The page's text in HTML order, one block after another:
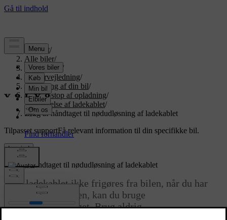
Support/
Alle biler/
EX90 2026 /
Brugervejledning/
Opladning af din bil/
Start og stop af opladning/
Frigørelse af ladekablet/
Brug af håndtaget til nødudløsning af ladekablet
Tilpasset supportFå relevant information til din specifikke bil.
Log ind
Brug af håndtaget til nødudløsning af ladekablet
Hvis ladekablet ikke frigøres fra bilen, når du har
stoppet opladningen, kan du bruge
nødudløserhåndtaget. Brug aldrig